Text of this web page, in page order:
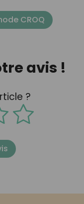
CROQ
avis !
?